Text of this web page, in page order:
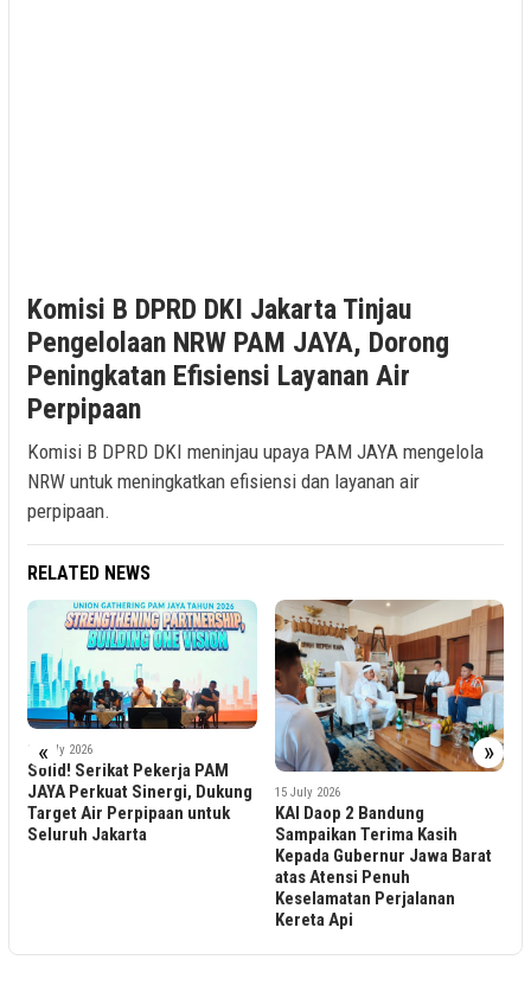
Komisi B DPRD DKI Jakarta Tinjau
Pengelolaan NRW PAM JAYA, Dorong
Peningkatan Efisiensi Layanan Air
Perpipaan
Komisi B DPRD DKI meninjau upaya PAM JAYA mengelola
NRW untuk meningkatkan efisiensi dan layanan air
perpipaan.
RELATED NEWS
« »
PAM
Dukung
untuk
15 July 2026
KAI Daop 2 Bandung
Sampaikan Terima Kasih
Kepada Gubernur Jawa Barat
29 June 2026
HUT Jakarta ke-499, PAM
JAYA Anugerahkan
Water Hero 2026 dan
MURI Sambungan Rumah